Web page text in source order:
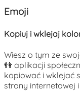
Emoji
Kopiuj i wklejaj
Wiesz o tym ze
👫 aplikacji
kopiować i wklejać
strony internetowej